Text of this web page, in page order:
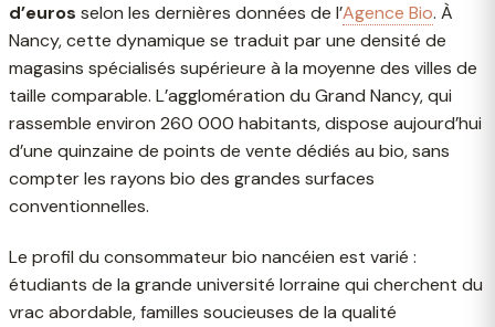
d’euros selon les dernières données de l’Agence Bio. À
Nancy, cette dynamique se traduit par une densité de
magasins spécialisés supérieure à la moyenne des villes de
taille comparable. L’agglomération du Grand Nancy, qui
rassemble environ 260 000 habitants, dispose aujourd’hui
d’une quinzaine de points de vente dédiés au bio, sans
compter les rayons bio des grandes surfaces
conventionnelles.
Le profil du consommateur bio nancéien est varié :
étudiants de la grande université lorraine qui cherchent du
vrac abordable, familles soucieuses de la qualité